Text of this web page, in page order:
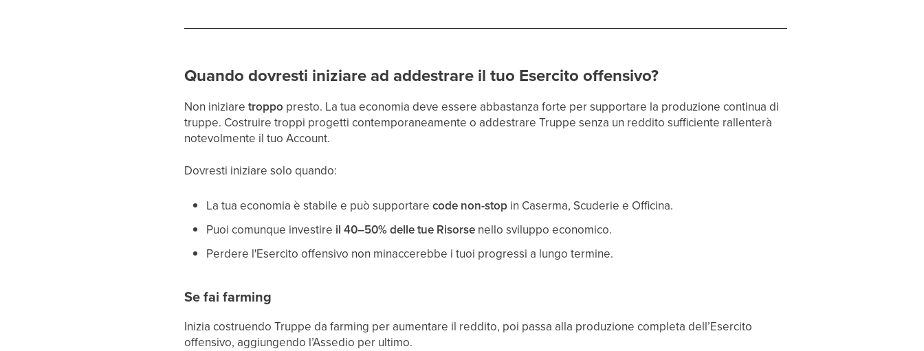
Quando dovresti iniziare ad addestrare il tuo Esercito offensivo?
Non iniziaretroppo presto. La tua economia deve essere abbastanza forte per supportare la produzione continua di
truppe. Costruire troppi progetti contemporaneamente o addestrare Truppe senza un reddito sufficiente rallenterà
notevolmente il tuo Account.
Dovresti iniziare solo quando:
La tua economia è stabile e può supportarecode non-stop in Caserma, Scuderie e Officina.
Puoi comunque investire il 40–50% delle tue Risorse nello sviluppo economico.
Perdere l'Esercito offensivo non minaccerebbe i tuoi progressi a lungo termine.
Se fai farming
Inizia costruendo Truppe da farming per aumentare il reddito, poi passa alla produzione completa dell’Esercito
offensivo, aggiungendo l’Assedio per ultimo.